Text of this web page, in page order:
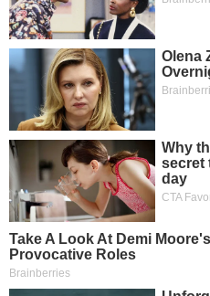
Dữ
tài
chính